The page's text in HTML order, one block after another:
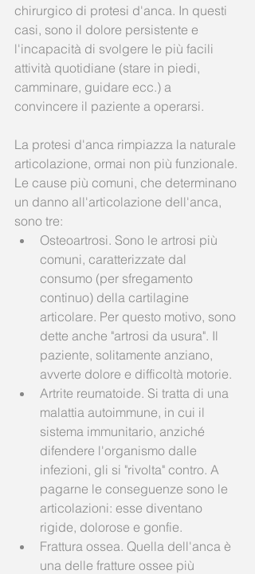
chirurgico di protesi d'anca. In questi
casi, sono il dolore persistente e
l'incapacità di svolgere le più facili
attività quotidiane (stare in piedi,
camminare, guidare ecc.) a
convincere il paziente a operarsi.
La protesi d'anca rimpiazza la naturale
articolazione, ormai non più funzionale.
Le cause più comuni, che determinano
un danno all'articolazione dell'anca,
sono tre:
Osteoartrosi. Sono le artrosi più
comuni, caratterizzate dal
consumo (per sfregamento
continuo) della cartilagine
articolare. Per questo motivo, sono
dette anche "artrosi da usura". Il
paziente, solitamente anziano,
avverte dolore e difficoltà motorie.
Artrite reumatoide. Si tratta di una
malattia autoimmune, in cui il
sistema immunitario, anziché
difendere l'organismo dalle
infezioni, gli si "rivolta" contro. A
pagarne le conseguenze sono le
articolazioni: esse diventano
rigide, dolorose e gonfie.
Frattura ossea. Quella dell'anca è
una delle fratture ossee più